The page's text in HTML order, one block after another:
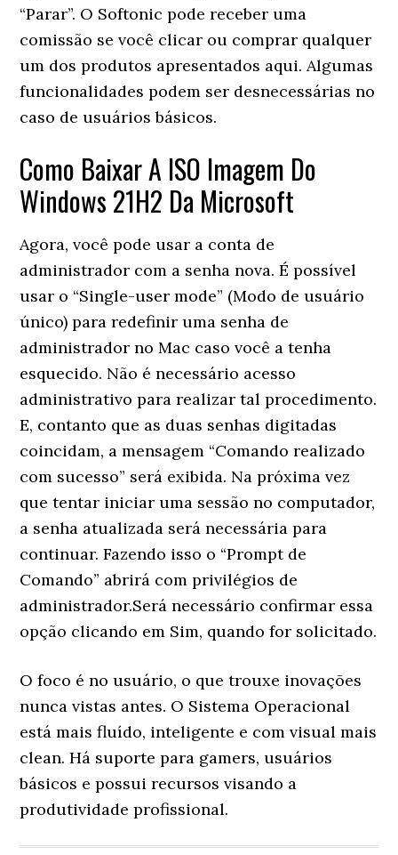
“Parar”. O Softonic pode receber uma
comissão se você clicar ou comprar qualquer
um dos produtos apresentados aqui. Algumas
funcionalidades podem ser desnecessárias no
caso de usuários básicos.
Como Baixar A ISO Imagem Do
Windows 21H2 Da Microsoft
Agora, você pode usar a conta de
administrador com a senha nova. É possível
usar o “Single-user mode” (Modo de usuário
único) para redefinir uma senha de
administrador no Mac caso você a tenha
esquecido. Não é necessário acesso
administrativo para realizar tal procedimento.
E, contanto que as duas senhas digitadas
coincidam, a mensagem “Comando realizado
com sucesso” será exibida. Na próxima vez
que tentar iniciar uma sessão no computador,
a senha atualizada será necessária para
continuar. Fazendo isso o “Prompt de
Comando” abrirá com privilégios de
administrador.Será necessário confirmar essa
opção clicando em Sim, quando for solicitado.
O foco é no usuário, o que trouxe inovações
nunca vistas antes. O Sistema Operacional
está mais fluído, inteligente e com visual mais
clean. Há suporte para gamers, usuários
básicos e possui recursos visando a
produtividade profissional.